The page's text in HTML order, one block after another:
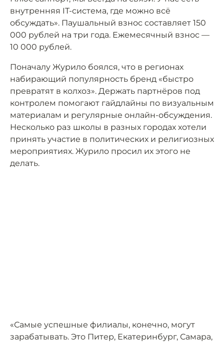
внутренняя IT-система, где можно всё
обсуждать». Паушальный взнос составляет 150
000 рублей на три года. Ежемесячный взнос —
10 000 рублей.
Поначалу Журило боялся, что в регионах
набирающий популярность бренд «быстро
превратят в колхоз». Держать партнёров под
контролем помогают гайдлайны по визуальным
материалам и регулярные онлайн-обсуждения.
Несколько раз школы в разных городах хотели
принять участие в политических и религиозных
мероприятиях. Журило просил их этого не
делать.
«Самые успешные филиалы, конечно, могут
зарабатывать. Это Питер, Екатеринбург, Самара,